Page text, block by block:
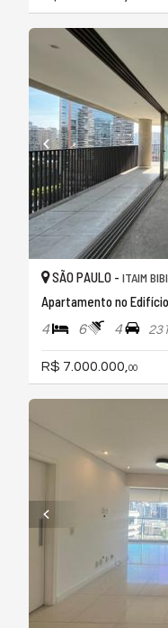
SÃO PAULO - ITAIM BIBI
Apartamento no
4 6 4
R$ 7.000.000, 00